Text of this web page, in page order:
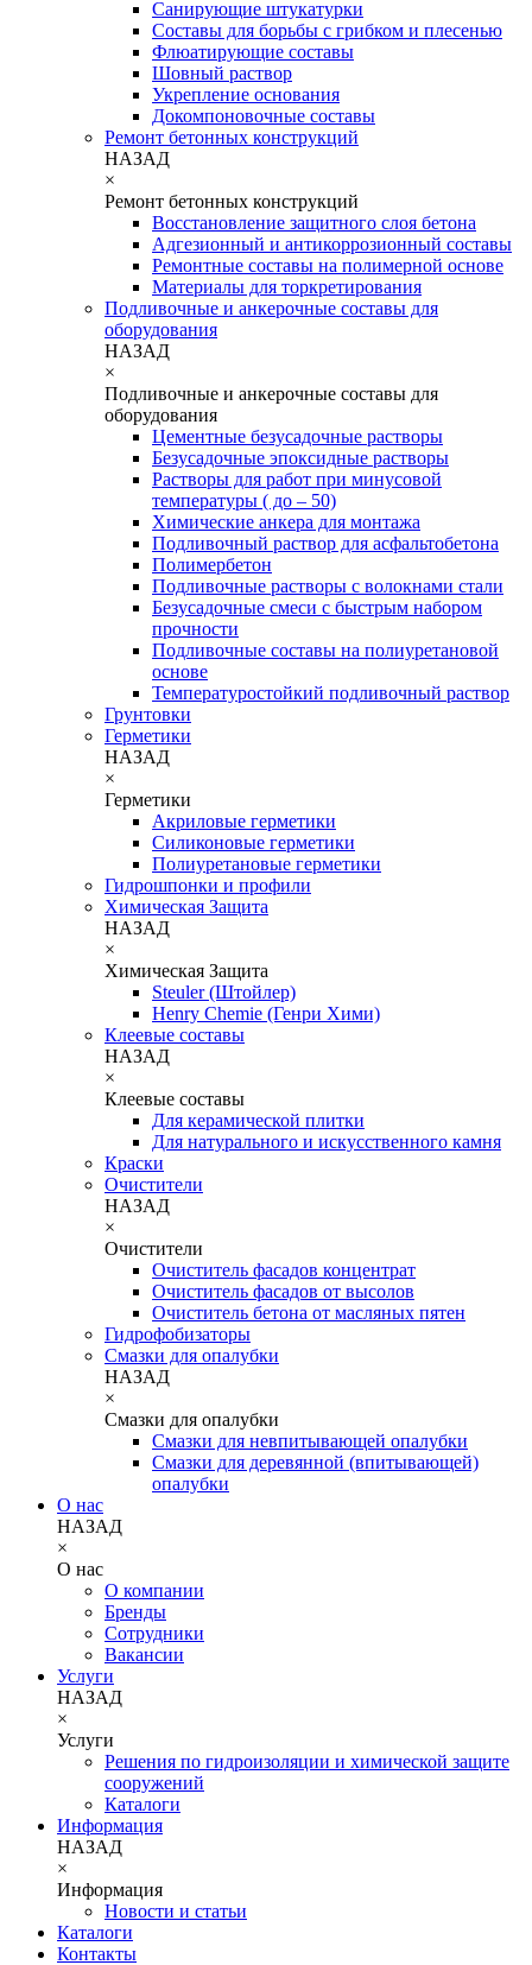
Санирующие штукатурки
Составы для борьбы с грибком и плесенью
Флюатирующие составы
Шовный раствор
Укрепление основания
Докомпоновочные составы
Ремонт бетонных конструкций
НАЗАД
×
Ремонт бетонных конструкций
Восстановление защитного слоя бетона
Адгезионный и антикоррозионный составы
Ремонтные составы на полимерной основе
Материалы для торкретирования
Подливочные и анкерочные составы для
оборудования
НАЗАД
×
Подливочные и анкерочные составы для
оборудования
Цементные безусадочные растворы
Безусадочные эпоксидные растворы
Растворы для работ при минусовой
температуры ( до – 50)
Химические анкера для монтажа
Подливочный раствор для асфальтобетона
Полимербетон
Подливочные растворы с волокнами стали
Безусадочные смеси с быстрым набором
прочности
Подливочные составы на полиуретановой
основе
Температуростойкий подливочный раствор
Грунтовки
Герметики
НАЗАД
×
Герметики
Акриловые герметики
Силиконовые герметики
Полиуретановые герметики
Гидрошпонки и профили
Химическая Защита
НАЗАД
×
Химическая Защита
Steuler (Штойлер)
Henry Chemie (Генри Хими)
Клеевые составы
НАЗАД
×
Клеевые составы
Для керамической плитки
Для натурального и искусственного камня
Краски
Очистители
НАЗАД
×
Очистители
Очиститель фасадов концентрат
Очиститель фасадов от высолов
Очиститель бетона от масляных пятен
Гидрофобизаторы
Смазки для опалубки
НАЗАД
×
Смазки для опалубки
Смазки для невпитывающей опалубки
Смазки для деревянной (впитывающей)
опалубки
О нас
НАЗАД
×
О нас
О компании
Бренды
Сотрудники
Вакансии
Услуги
НАЗАД
×
Услуги
Решения по гидроизоляции и химической защите
сооружений
Каталоги
Информация
НАЗАД
×
Информация
Новости и статьи
Каталоги
Контакты